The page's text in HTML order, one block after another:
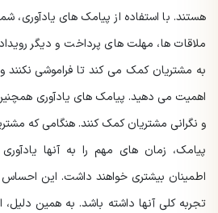
هستند. با استفاده از پیامک های یادآوری،
ملاقات ها، مهلت های پرداخت و دیگر
به مشتریان کمک می کند تا فراموشی نکنند
اهمیت می دهید. پیامک های یادآوری
و نگرانی مشتریان کمک کنند. هنگامی که
پیامک، زمان های مهم را به آنها
اطمینان بیشتری خواهند داشت. این احساس
تجربه کلی آنها داشته باشد. به همین